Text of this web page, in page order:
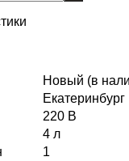
Новый (в
Екатеринбург
220 В
4 л
1